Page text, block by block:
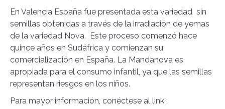
En Valencia España fue presentada esta variedad sin
semillas obtenidas a través de la irradiación de yemas
de la variedad Nova. Este proceso comenzó hace
quince años en Sudáfrica y comienzan su
comercialización en España. La Mandanova es
apropiada para el consumo infantil, ya que las semillas
representan riesgos en los niños.
Para mayor información, conéctese al link :